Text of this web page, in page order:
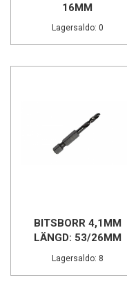
16MM
Lagersaldo: 0
BITSBORR 4,1MM
LÄNGD: 53/26MM
Lagersaldo: 8